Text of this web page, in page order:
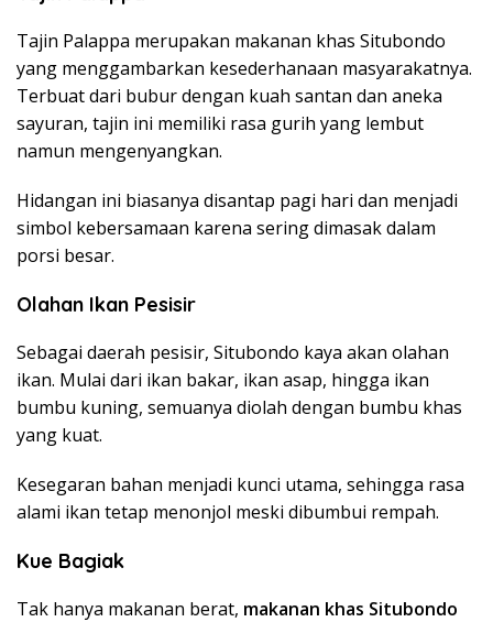
Tajin Palappa merupakan makanan khas Situbondo
yang menggambarkan kesederhanaan masyarakatnya.
Terbuat dari bubur dengan kuah santan dan aneka
sayuran, tajin ini memiliki rasa gurih yang lembut
namun mengenyangkan.
Hidangan ini biasanya disantap pagi hari dan menjadi
simbol kebersamaan karena sering dimasak dalam
porsi besar.
Olahan Ikan Pesisir
Sebagai daerah pesisir, Situbondo kaya akan olahan
ikan. Mulai dari ikan bakar, ikan asap, hingga ikan
bumbu kuning, semuanya diolah dengan bumbu khas
yang kuat.
Kesegaran bahan menjadi kunci utama, sehingga rasa
alami ikan tetap menonjol meski dibumbui rempah.
Kue Bagiak
Tak hanya makanan berat, makanan khas Situbondo